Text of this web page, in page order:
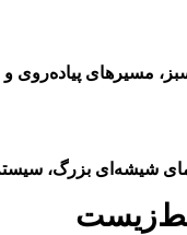
مسیرهای پیاده‌روی
شیشه‌ای بزرگ،